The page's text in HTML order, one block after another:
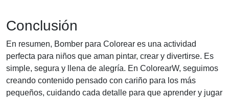
Conclusión
En resumen, Bomber para Colorear es una actividad
perfecta para niños que aman pintar, crear y divertirse. Es
simple, segura y llena de alegría. En ColorearW, seguimos
creando contenido pensado con cariño para los más
pequeños, cuidando cada detalle para que aprender y jugar